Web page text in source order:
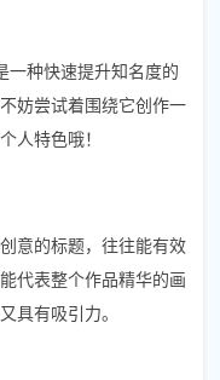
一种快速提升知名度的
妨尝试着围绕它创作一
人特色哦！
意的标题，往往能有效
代表整个作品精华的画
具有吸引力。